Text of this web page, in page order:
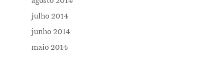
julho 2014
junho 2014
maio 2014